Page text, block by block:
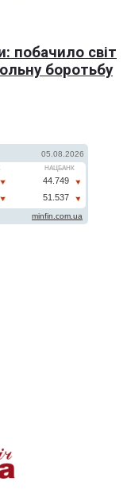
побачило світ
боротьбу